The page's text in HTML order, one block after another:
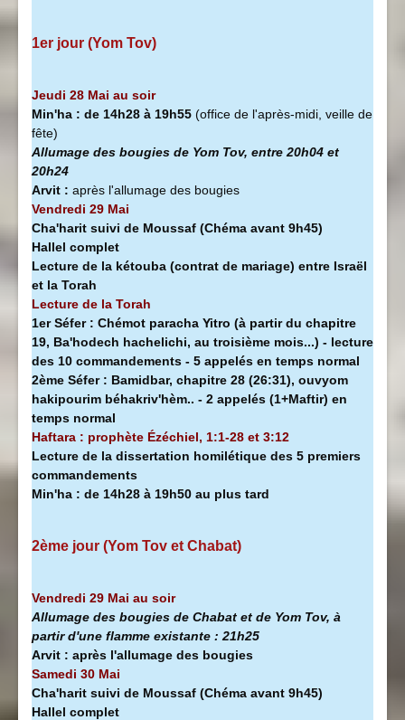
1er jour (Yom Tov)
Jeudi 28 Mai au soir
Min'ha : de 14h28 à 19h55 (office de l'après-midi, veille de
fête)
Allumage des bougies de Yom Tov, entre 20h04 et
20h24
Arvit : après l'allumage des bougies
Vendredi 29 Mai
Cha'harit suivi de Moussaf (Chéma avant 9h45)
Hallel complet
Lecture de la kétouba (contrat de mariage) entre Israël
et la Torah
Lecture de la Torah
1er Séfer : Chémot paracha Yitro (à partir du chapitre
19, Ba'hodech hachelichi, au troisième mois...) - lecture
des 10 commandements - 5 appelés en temps normal
2ème Séfer : Bamidbar, chapitre 28 (26:31), ouvyom
hakipourim béhakriv'hèm.. - 2 appelés (1+Maftir) en
temps normal
Haftara : prophète Ézéchiel, 1:1-28 et 3:12
Lecture de la dissertation homilétique des 5 premiers
commandements
Min'ha : de 14h28 à 19h50 au plus tard
2ème jour (Yom Tov et Chabat)
Vendredi 29 Mai au soir
Allumage des bougies de Chabat et de Yom Tov, à
partir d'une flamme existante : 21h25
Arvit : après l'allumage des bougies
Samedi 30 Mai
Cha'harit suivi de Moussaf (Chéma avant 9h45)
Hallel complet